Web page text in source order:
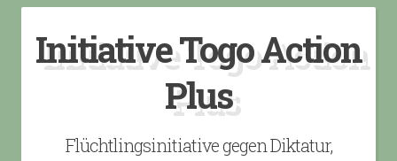
content
Initiative Togo Action
Plus
Flüchtlingsinitiative gegen Diktatur,